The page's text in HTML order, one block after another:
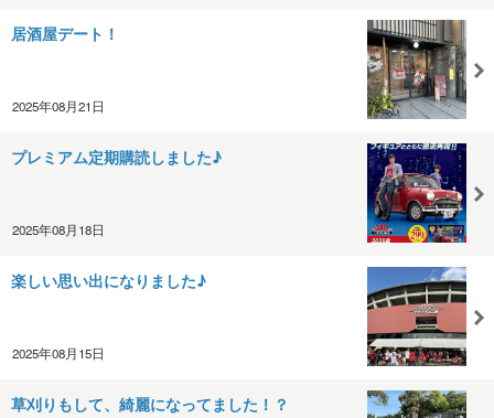
居酒屋デート！
2025年08月21日
プレミアム定期購読しました♪
2025年08月18日
楽しい思い出になりました♪
2025年08月15日
草刈りもして、綺麗になってました！？